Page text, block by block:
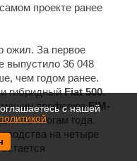
проекте ранее
ожил. За первое
выпустило 36 048
чем годом ранее.
и гибридныйFiat 500.
машин профсоюзFIM-
по итогам года.
на четыре
с нашей